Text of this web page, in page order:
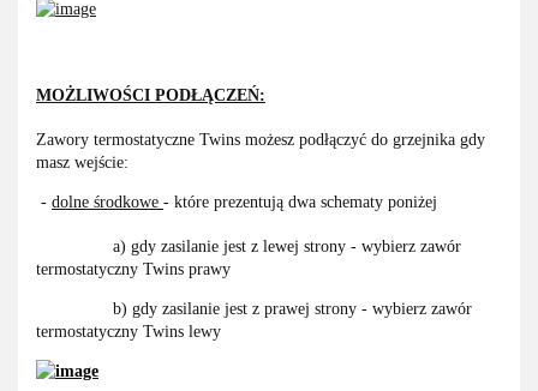
MOŻLIWOŚCI PODŁĄCZEŃ:
Zawory termostatyczne Twins możesz podłączyć do grzejnika gdy
masz wejście:
- dolne środkowe - które prezentują dwa schematy poniżej
a) gdy zasilanie jest z lewej strony - wybierz zawór
termostatyczny Twins prawy
b) gdy zasilanie jest z prawej strony - wybierz zawór
termostatyczny Twins lewy